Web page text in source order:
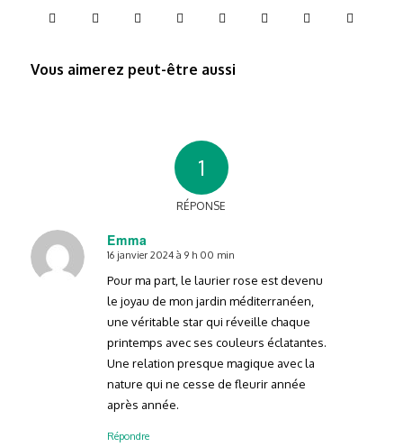
Vous aimerez peut-être aussi
1
RÉPONSE
Emma
dit
:
16 janvier 2024 à 9 h 00 min
Pour ma part, le laurier rose est devenu
le joyau de mon jardin méditerranéen,
une véritable star qui réveille chaque
printemps avec ses couleurs éclatantes.
Une relation presque magique avec la
nature qui ne cesse de fleurir année
après année.
Répondre